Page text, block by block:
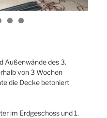
Außenwände des 3.
von 3 Wochen
die Decke betoniert
im Erdgeschoss und 1.